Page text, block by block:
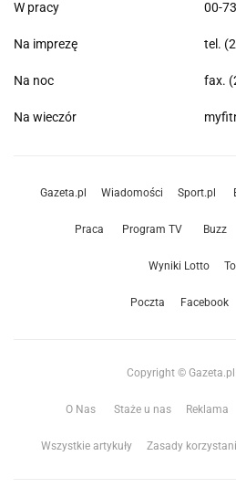
W pracy
Na imprezę
Na noc
Na wieczór
00-
tel.
fax.
Gazeta.pl Wiadomości Sport.pl
Praca Program TV Buzz
Wyniki Lotto
Poczta Facebook
Copyright © Gazeta.pl
O Nas Staże u nas Reklama
Wszystkie artykuły Zasady